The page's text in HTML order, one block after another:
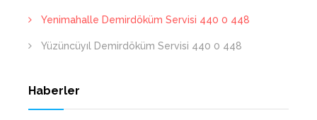
Yenimahalle Demirdöküm Servisi 440 0 448
Yüzüncüyıl Demirdöküm Servisi 440 0 448
Haberler